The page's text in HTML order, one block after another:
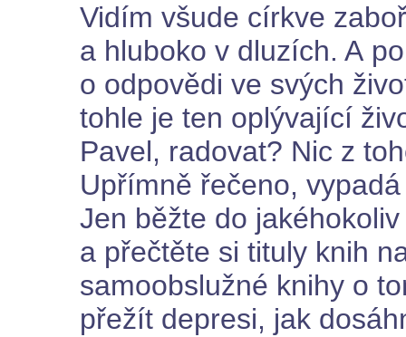
Vidím všude církve
a hluboko v dluzích. A
o odpovědi ve svých
tohle je ten oplývající
Pavel, radovat? Nic z
Upřímně řečeno,
Jen běžte do
a přečtěte si tituly knih
samoobslužné knihy o
přežít depresi, jak